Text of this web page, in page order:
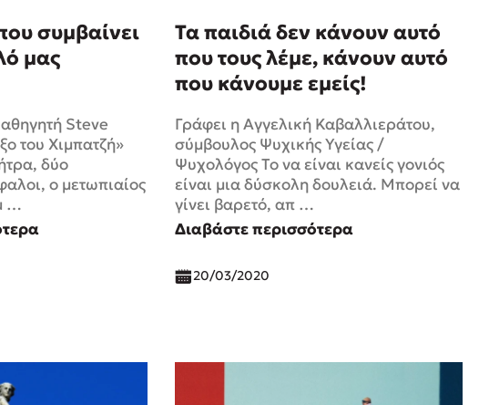
συμβαίνει
μας
Steve
του Χιμπατζή»
δύο
ο μετωπιαίος
…
Τα παιδιά δεν κάνουν αυτό
που τους λέμε, κάνουν αυτό
που κάνουμε εμείς!
Γράφει η Αγγελική Καβαλλιεράτου,
σύμβουλος Ψυχικής Υγείας /
Ψυχολόγος Το να είναι κανείς γονιός
είναι μια δύσκολη δουλειά. Μπορεί να
γίνει βαρετό, απ …
Διαβάστε περισσότερα
20/03/2020